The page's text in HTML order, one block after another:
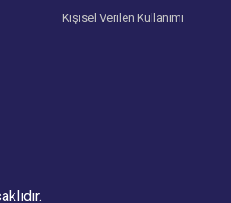
Kişisel Verilen Kullanımı